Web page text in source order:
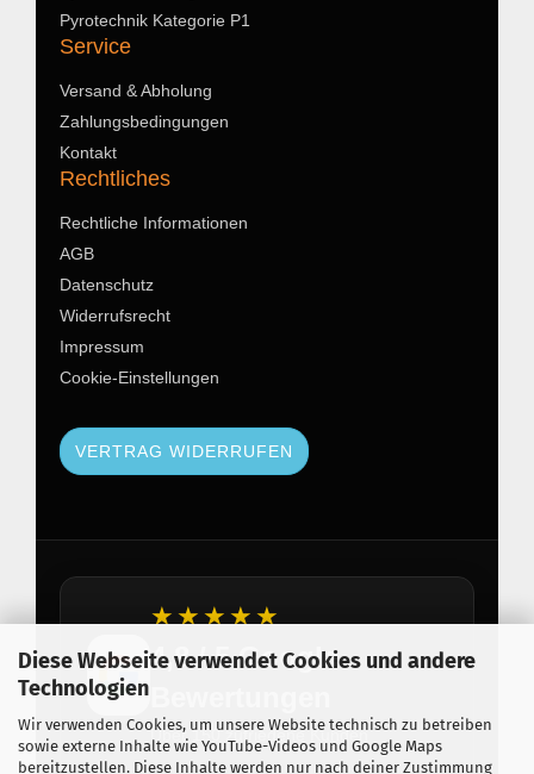
Diese Webseite verwendet Cookies und andere
Technologien
Wir verwenden Cookies, um unsere Website technisch zu betreiben
sowie externe Inhalte wie YouTube-Videos und Google Maps
bereitzustellen. Diese Inhalte werden nur nach deiner Zustimmung
Pyrotechnik Kategorie P1
Service
Versand & Abholung
Zahlungsbedingungen
Kontakt
Rechtliches
Rechtliche Informationen
AGB
Datenschutz
Widerrufsrecht
Impressum
Cookie-Einstellungen
VERTRAG WIDERRUFEN
★★★★★
4,8 / 5 Google
Über 150 zufriedene Kunden